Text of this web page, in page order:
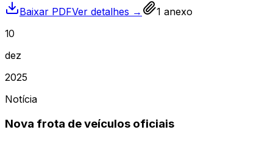
Baixar PDFVer detalhes → 1 anexo
10
dez
2025
Notícia
Nova frota de veículos oficiais